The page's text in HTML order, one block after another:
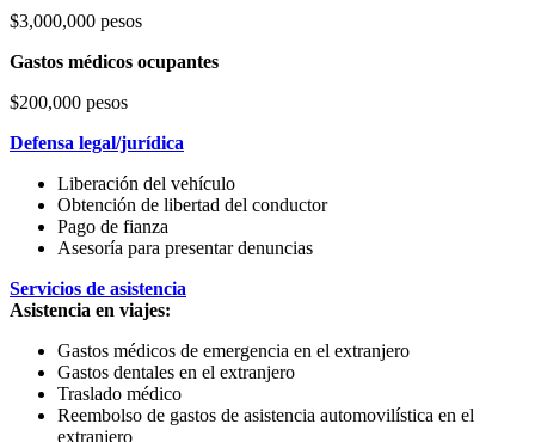
$3,000,000 pesos
Gastos médicos ocupantes
$200,000 pesos
Defensa legal/jurídica
Liberación del vehículo
Obtención de libertad del conductor
Pago de fianza
Asesoría para presentar denuncias
Servicios de asistencia
Asistencia en viajes:
Gastos médicos de emergencia en el extranjero
Gastos dentales en el extranjero
Traslado médico
Reembolso de gastos de asistencia automovilística en el
extranjero